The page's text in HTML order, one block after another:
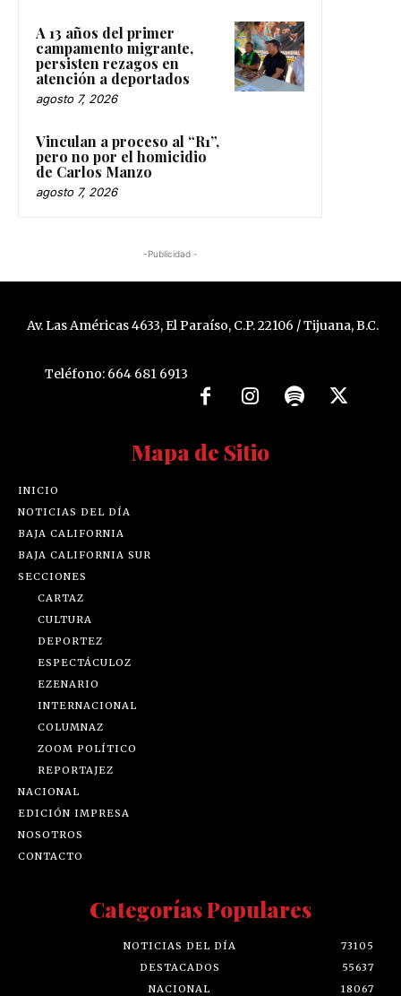
A 13 años del primer
campamento migrante,
persisten rezagos en
atención a deportados
agosto 7, 2026
Vinculan a proceso al “R1”,
pero no por el homicidio
de Carlos Manzo
agosto 7, 2026
-Publicidad -
Av. Las Américas 4633, El Paraíso, C.P. 22106 / Tijuana, B.C.
Teléfono: 664 681 6913
Mapa de Sitio
INICIO
NOTICIAS DEL DÍA
BAJA CALIFORNIA
BAJA CALIFORNIA SUR
SECCIONES
CARTAZ
CULTURA
DEPORTEZ
ESPECTÁCULOZ
EZENARIO
INTERNACIONAL
COLUMNAZ
ZOOM POLÍTICO
REPORTAJEZ
NACIONAL
EDICIÓN IMPRESA
NOSOTROS
CONTACTO
Categorías Populares
NOTICIAS DEL DÍA
73105
DESTACADOS
55637
NACIONAL
18067